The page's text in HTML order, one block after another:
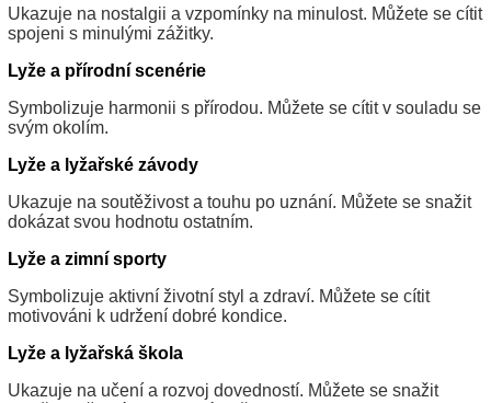
Ukazuje na nostalgii a vzpomínky na minulost. Můžete se cítit
spojeni s minulými zážitky.
Lyže a přírodní scenérie
Symbolizuje harmonii s přírodou. Můžete se cítit v souladu se
svým okolím.
Lyže a lyžařské závody
Ukazuje na soutěživost a touhu po uznání. Můžete se snažit
dokázat svou hodnotu ostatním.
Lyže a zimní sporty
Symbolizuje aktivní životní styl a zdraví. Můžete se cítit
motivováni k udržení dobré kondice.
Lyže a lyžařská škola
Ukazuje na učení a rozvoj dovedností. Můžete se snažit